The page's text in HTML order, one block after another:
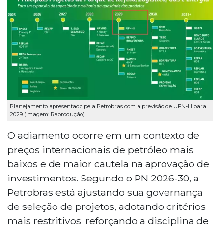
Planejamento apresentado pela Petrobras com a previsão de UFN-III para
2029 (Imagem: Reprodução)
O adiamento ocorre em um contexto de
preços internacionais de petróleo mais
baixos e de maior cautela na aprovação de
investimentos. Segundo o PN 2026-30, a
Petrobras está ajustando sua governança
de seleção de projetos, adotando critérios
mais restritivos, reforçando a disciplina de